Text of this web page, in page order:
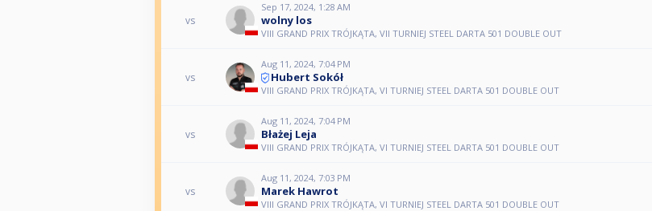
vs
Sep 17, 2024, 1:28 AM
wolny los
VIII GRAND PRIX TRÓJKĄTA, VII TURNIEJ STEEL DARTA 501 DOUBLE OUT
vs
Aug 11, 2024, 7:04 PM
Hubert Sokół
VIII GRAND PRIX TRÓJKĄTA, VI TURNIEJ STEEL DARTA 501 DOUBLE OUT
vs
Aug 11, 2024, 7:04 PM
Błażej Leja
VIII GRAND PRIX TRÓJKĄTA, VI TURNIEJ STEEL DARTA 501 DOUBLE OUT
vs
Aug 11, 2024, 7:03 PM
Marek Hawrot
VIII GRAND PRIX TRÓJKĄTA, VI TURNIEJ STEEL DARTA 501 DOUBLE OUT